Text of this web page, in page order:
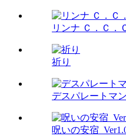
リンナ Ｃ．Ｃ．
祈り
デスパレートマ
呪いの安宿